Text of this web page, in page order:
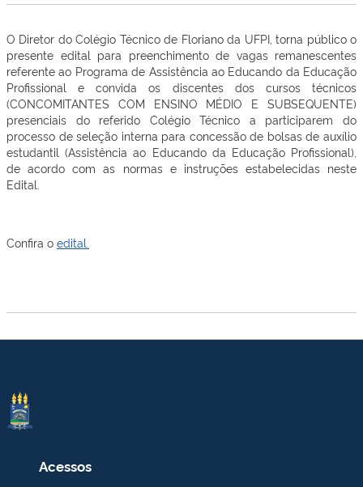
O Diretor do Colégio Técnico de Floriano da UFPI, torna público o
presente edital para preenchimento de vagas remanescentes
referente ao Programa de Assistência ao Educando da Educação
Profissional e convida os discentes dos cursos técnicos
(CONCOMITANTES COM ENSINO MÉDIO E SUBSEQUENTE)
presenciais do referido Colégio Técnico a participarem do
processo de seleção interna para concessão de bolsas de auxílio
estudantil (Assistência ao Educando da Educação Profissional),
de acordo com as normas e instruções estabelecidas neste
Edital.
Confira o edital.
Acessos